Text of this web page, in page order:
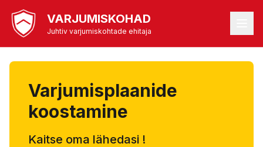
VARJUMISKOHAD
Juhtiv varjumiskohtade ehitaja
Varjumisplaanide
koostamine
Kaitse oma lähedasi !